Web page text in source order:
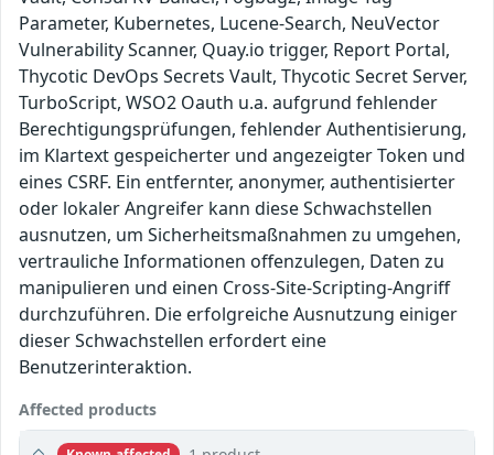
Parameter, Kubernetes, Lucene-Search, NeuVector
Vulnerability Scanner, Quay.io trigger, Report Portal,
Thycotic DevOps Secrets Vault, Thycotic Secret Server,
TurboScript, WSO2 Oauth u.a. aufgrund fehlender
Berechtigungsprüfungen, fehlender Authentisierung,
im Klartext gespeicherter und angezeigter Token und
eines CSRF. Ein entfernter, anonymer, authentisierter
oder lokaler Angreifer kann diese Schwachstellen
ausnutzen, um Sicherheitsmaßnahmen zu umgehen,
vertrauliche Informationen offenzulegen, Daten zu
manipulieren und einen Cross-Site-Scripting-Angriff
durchzuführen. Die erfolgreiche Ausnutzung einiger
dieser Schwachstellen erfordert eine
Benutzerinteraktion.
Affected products